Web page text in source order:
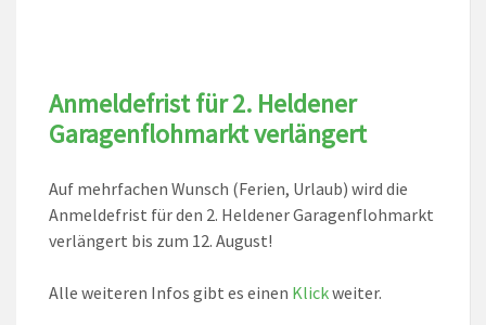
Anmeldefrist für 2. Heldener
Garagenflohmarkt verlängert
Auf mehrfachen Wunsch (Ferien, Urlaub) wird die
Anmeldefrist für den 2. Heldener Garagenflohmarkt
verlängert bis zum 12. August!
Alle weiteren Infos gibt es einen Klickweiter.